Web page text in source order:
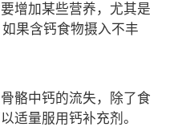
增加某些营养，尤其是
果含钙食物摄入不丰
骼中钙的流失，除了食
适量服用钙补充剂。